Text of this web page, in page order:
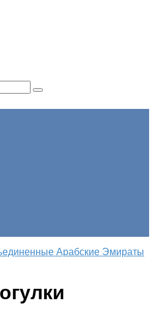
Арабские Эмираты